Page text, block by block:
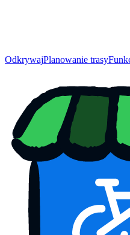
OdkrywajPlanowanie trasy